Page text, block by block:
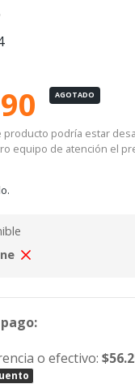
AGOTADO
producto podría estar
equipo de atención el
o efectivo: